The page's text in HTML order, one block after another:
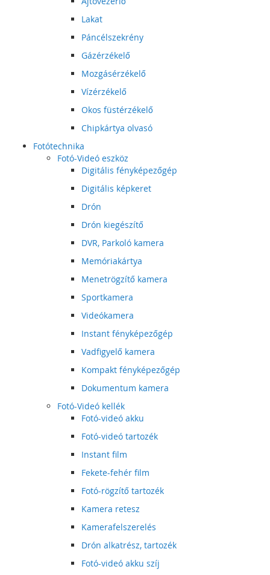
Lakat
Páncélszekrény
Gázérzékelő
Mozgásérzékelő
Vízérzékelő
Okos füstérzékelő
Chipkártya olvasó
Fotótechnika
Fotó-Videó eszköz
Digitális fényképezőgép
Digitális képkeret
Drón
Drón kiegészítő
DVR, Parkoló kamera
Memóriakártya
Menetrögzítő kamera
Sportkamera
Videókamera
Instant fényképezőgép
Vadfigyelő kamera
Kompakt fényképezőgép
Dokumentum kamera
Fotó-Videó kellék
Fotó-videó akku
Fotó-videó tartozék
Instant film
Fekete-fehér film
Fotó-rögzítő tartozék
Kamera retesz
Kamerafelszerelés
Drón alkatrész, tartozék
Fotó-videó akku szíj